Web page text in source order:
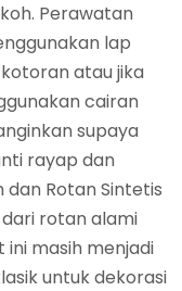
Perawatan
lap
atau jika
cairan
supaya
rayap dan
dan Rotan Sintetis
rotan alami
masih menjadi
untuk dekorasi